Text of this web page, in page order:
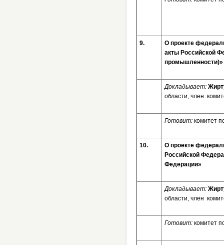
9.
О проекте
акты Российской
промышленности)»
Докладывает:
области, член
Готовит: комитет
10.
О проекте
Российской
Федерации»
Докладывает:
области, член
Готовит: комитет